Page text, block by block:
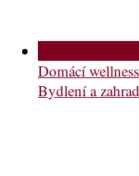
Domácí
Bydlení a